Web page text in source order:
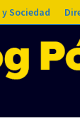
Sociedad